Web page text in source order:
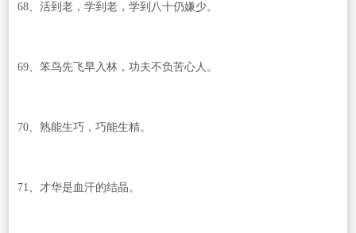
68、活到老，学到老，学到八十仍嫌少。
69、笨鸟先飞早入林，功夫不负苦心人。
70、熟能生巧，巧能生精。
71、才华是血汗的结晶。